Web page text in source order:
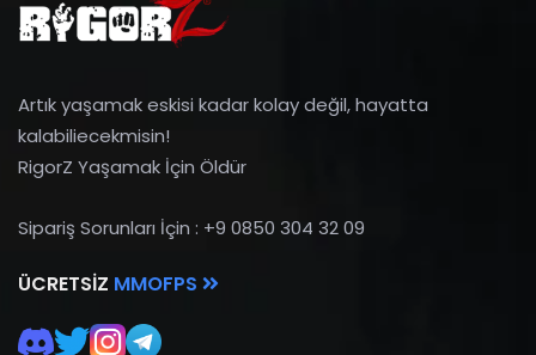
Artık yaşamak eskisi kadar kolay değil, hayatta
kalabiliecekmisin!
RigorZ Yaşamak İçin Öldür
Sipariş Sorunları İçin : +9 0850 304 32 09
ÜCRETSIZ MMOFPS